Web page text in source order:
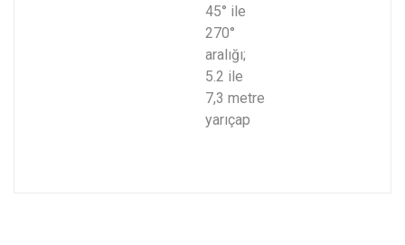
45° ile
270°
aralığı;
5.2 ile
7,3 metre
yarıçap